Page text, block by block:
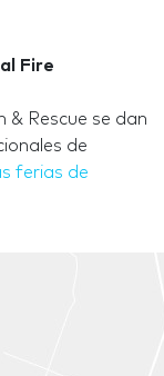
Fire
Rescue se dan
de
ferias de